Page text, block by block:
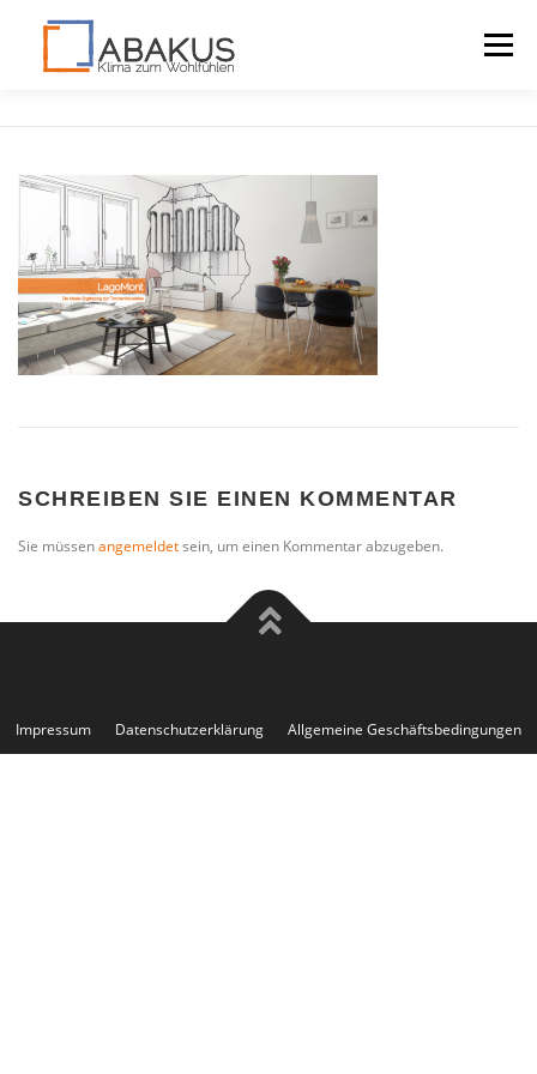
Menü
KONTAKT
SCHREIBEN SIE EINEN KOMMENTAR
Sie müssenangemeldetsein, um einen Kommentar abzugeben.
Impressum Datenschutzerklärung Allgemeine Geschäftsbedingungen